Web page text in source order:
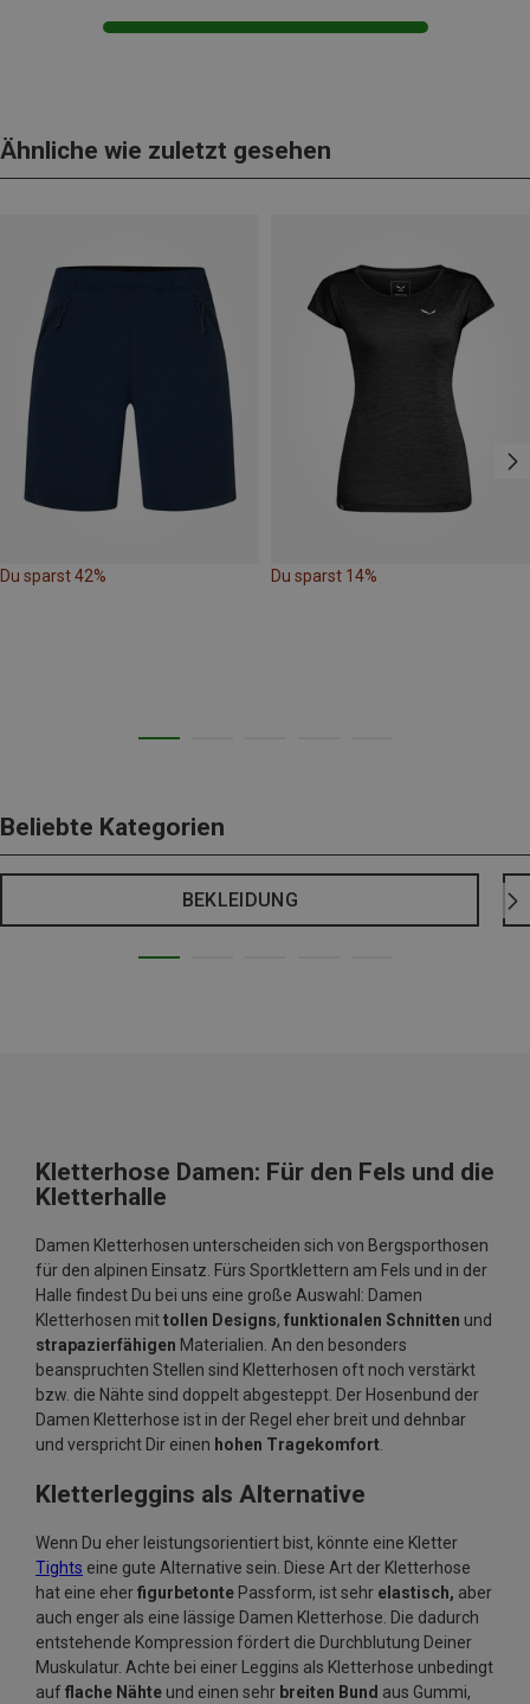
Ähnliche wie zuletzt gesehen
Du sparst 42% Du sparst 14%
Beliebte Kategorien
BEKLEIDUNG
Kletterhose Damen: Für den Fels und die
Kletterhalle
Damen Kletterhosen unterscheiden sich von Bergsporthosen
für den alpinen Einsatz. Fürs Sportklettern am Fels und in der
Halle findest Du bei uns eine große Auswahl: Damen
Kletterhosen mittollen Designs, funktionalen Schnitten und
strapazierfähigen Materialien. An den besonders
beanspruchten Stellen sind Kletterhosen oft noch verstärkt
bzw. die Nähte sind doppelt abgesteppt. Der Hosenbund der
Damen Kletterhose ist in der Regel eher breit und dehnbar
und verspricht Dir einen hohen Tragekomfort.
Kletterleggins als Alternative
Wenn Du eher leistungsorientiert bist, könnte eine Kletter
Tights eine gute Alternative sein. Diese Art der Kletterhose
hat eine eherfigurbetonte Passform, ist sehr elastisch, aber
auch enger als eine lässige Damen Kletterhose. Die dadurch
entstehende Kompression fördert die Durchblutung Deiner
Muskulatur. Achte bei einer Leggins als Kletterhose unbedingt
aufflache Nähte und einen sehr breiten Bund aus Gummi,